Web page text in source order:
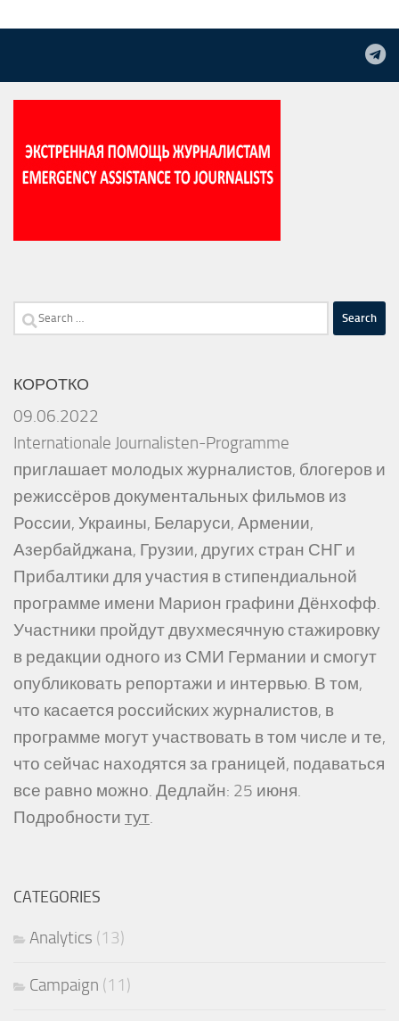
Search
КОРОТКО
09.06.2022
Internationale Journalisten-Programme
приглашает молодых журналистов, блогеров и
режиссёров документальных фильмов из
России, Украины, Беларуси, Армении,
Азербайджана, Грузии, других стран СНГ и
Прибалтики для участия в стипендиальной
программе имени Марион графини Дёнхофф.
Участники пройдут двухмесячную стажировку
в редакции одного из СМИ Германии и смогут
опубликовать репортажи и интервью. В том,
что касается российских журналистов, в
программе могут участвовать в том числе и те,
что сейчас находятся за границей, подаваться
все равно можно. Дедлайн: 25 июня.
Подробности тут.
CATEGORIES
Analytics (13)
Campaign (11)